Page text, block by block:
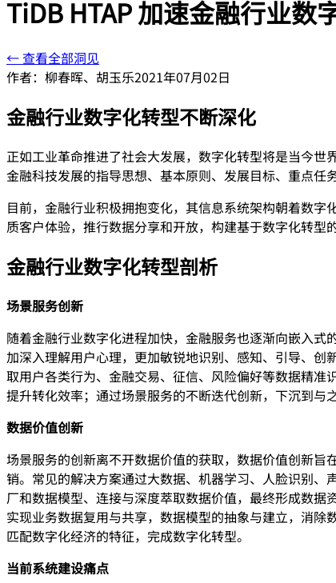
TiDB HTAP 加速金融行业数
← 查看全部洞见
作者： 柳春晖、胡玉乐2021年07月02日
金融行业数字化转型不断深化
正如工业革命推进了社会大发展，数字化转型将是当今
金融科技发展的指导思想、基本原则、发展目标、重点任
目前，⾦融⾏业积极拥抱变化，其信息系统架构朝着数
质客户体验，推⾏数据分享和开放，构建基于数字化转型
金融行业数字化转型剖析
场景服务创新
随着金融行业数字化进程加快，金融服务也逐渐向嵌入
加深入理解用户心理，更加敏锐地识别、感知、引导、
取用户各类行为、金融交易、征信、风险偏好等数据精准
提升转化效率；通过场景服务的不断迭代创新，下沉到与
数据价值创新
场景服务的创新离不开数据价值的获取，数据价值创新
销。常⻅的解决⽅案通过⼤数据、机器学习、⼈脸识别
⼚和数据模型、连接与深度萃取数据价值，最终形成数据
实现业务数据复⽤与共享，数据模型的抽象与建立，消
匹配数字化经济的特征，完成数字化转型。
当前系统建设痛点